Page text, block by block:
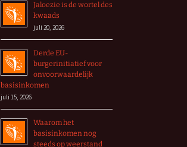
Jaloezie is de wortel des
kwaads
juli 20, 2026
Derde EU-
burgerinitiatief voor
onvoorwaardelijk
basisinkomen
juli 15, 2026
Waarom het
basisinkomen nog
steeds op weerstand